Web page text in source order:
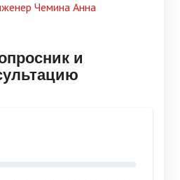
Чемина Анна
и